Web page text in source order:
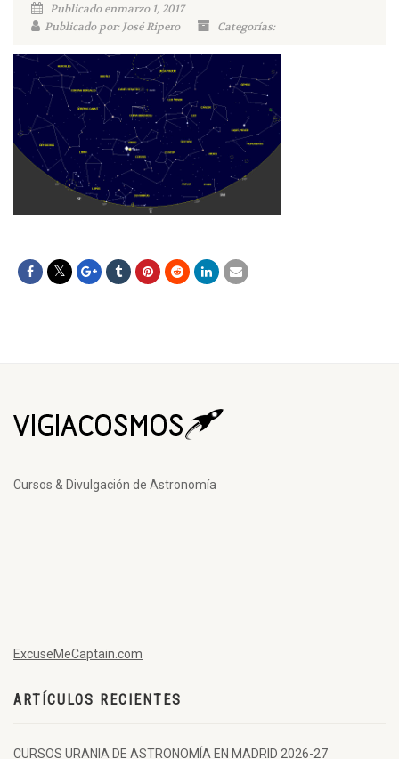
Publicado enmarzo 1, 2017
Publicado por: José Ripero
Categorías:
Cursos & Divulgación de Astronomía
ExcuseMeCaptain.com
ARTÍCULOS RECIENTES
CURSOS URANIA DE ASTRONOMÍA EN MADRID 2026-27